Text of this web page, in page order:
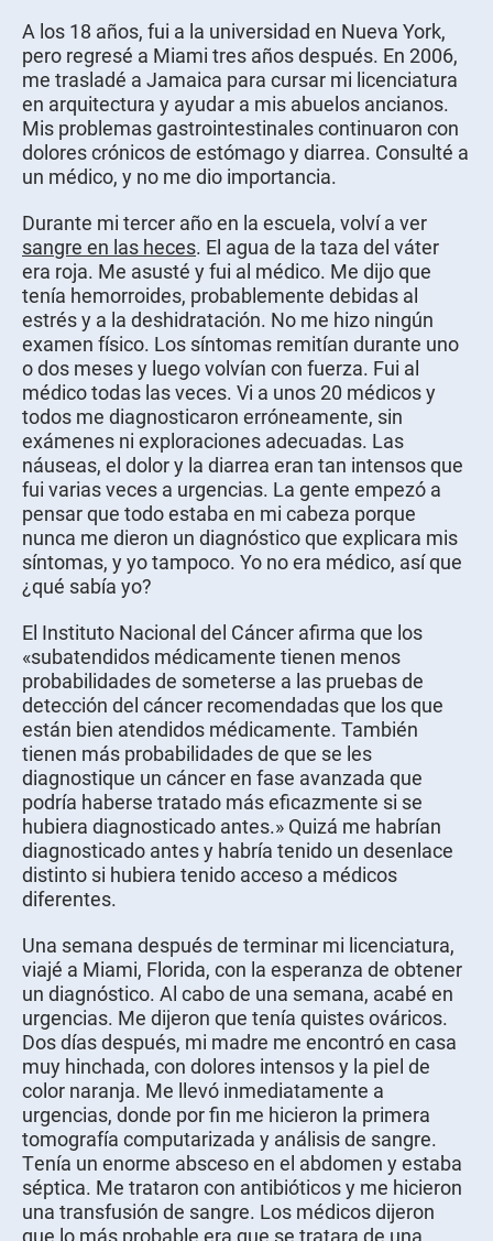
A los 18 años, fui a la universidad en Nueva York,
pero regresé a Miami tres años después. En 2006,
me trasladé a Jamaica para cursar mi licenciatura
en arquitectura y ayudar a mis abuelos ancianos.
Mis problemas gastrointestinales continuaron con
dolores crónicos de estómago y diarrea. Consulté a
un médico, y no me dio importancia.
Durante mi tercer año en la escuela, volví a ver
sangre en las heces. El agua de la taza del váter
era roja. Me asusté y fui al médico. Me dijo que
tenía hemorroides, probablemente debidas al
estrés y a la deshidratación. No me hizo ningún
examen físico. Los síntomas remitían durante uno
o dos meses y luego volvían con fuerza. Fui al
médico todas las veces. Vi a unos 20 médicos y
todos me diagnosticaron erróneamente, sin
exámenes ni exploraciones adecuadas. Las
náuseas, el dolor y la diarrea eran tan intensos que
fui varias veces a urgencias. La gente empezó a
pensar que todo estaba en mi cabeza porque
nunca me dieron un diagnóstico que explicara mis
síntomas, y yo tampoco. Yo no era médico, así que
¿qué sabía yo?
El Instituto Nacional del Cáncer afirma que los
«subatendidos médicamente tienen menos
probabilidades de someterse a las pruebas de
detección del cáncer recomendadas que los que
están bien atendidos médicamente. También
tienen más probabilidades de que se les
diagnostique un cáncer en fase avanzada que
podría haberse tratado más eficazmente si se
hubiera diagnosticado antes.» Quizá me habrían
diagnosticado antes y habría tenido un desenlace
distinto si hubiera tenido acceso a médicos
diferentes.
Una semana después de terminar mi licenciatura,
viajé a Miami, Florida, con la esperanza de obtener
un diagnóstico. Al cabo de una semana, acabé en
urgencias. Me dijeron que tenía quistes ováricos.
Dos días después, mi madre me encontró en casa
muy hinchada, con dolores intensos y la piel de
color naranja. Me llevó inmediatamente a
urgencias, donde por fin me hicieron la primera
tomografía computarizada y análisis de sangre.
Tenía un enorme absceso en el abdomen y estaba
séptica. Me trataron con antibióticos y me hicieron
una transfusión de sangre. Los médicos dijeron